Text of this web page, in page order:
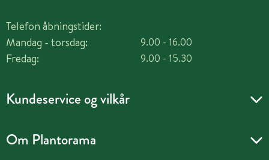
Telefon åbningstider:
Mandag - torsdag:
Fredag:
9.00 - 16.00
9.00 - 15.30
Kundeservice og vilkår
Om Plantorama